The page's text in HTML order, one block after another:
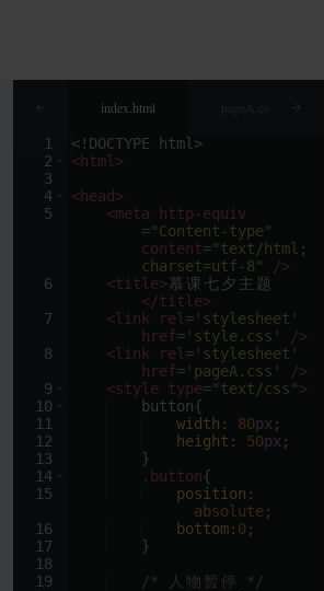
index.html
1
2
3
4
5
6
7
8
9
10
11
12
13
14
15
16
17
18
19
<! DOCTYPE html >
<html >
<head>
<meta
http-equiv
="Content-type"
content="text/html;
charset=utf-8"
/>
<title>慕 课 七 夕 主 题
</title>
<link rel = 'stylesheet'
href= 'style.css'
/>
<link rel = 'stylesheet'
href= 'pageA.css'
/>
<style type="text/css">
button{
width : 80px ;
height : 50px ;
}
.button{
position :
absolute;
bottom: 0;
}
/*
人 物 暂 停
*/